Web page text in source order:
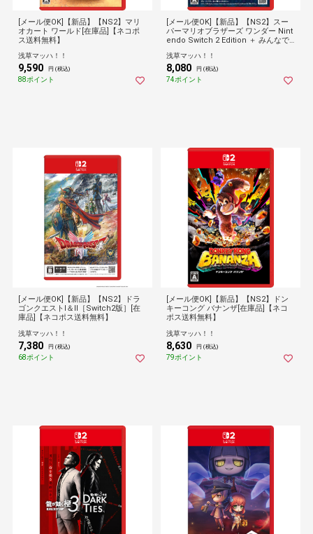
[メール便OK]【新品】【NS2】マリ
オカート ワールド[在庫品]【ネコポ
ス送料無料】
浅草マッハ！！
9,590 円 (税込)
88ポイント
[メール便OK]【新品】【NS2】スー
パーマリオブラザーズ ワンダー Nint
endo Switch 2 Edition ＋ みんなで
料無料】
浅草マッハ！！
8,080 円 (税込)
74ポイント
[メール便OK]【新品】【NS2】ドラ
ゴンクエストI＆II［Switch2版］[在
庫品]【ネコポス送料無料】
浅草マッハ！！
7,380 円 (税込)
68ポイント
[メール便OK]【新品】【NS2】ドン
キーコング バナンザ[在庫品]【ネコ
ポス送料無料】
浅草マッハ！！
8,630 円 (税込)
79ポイント